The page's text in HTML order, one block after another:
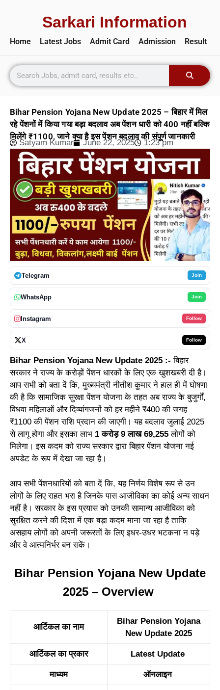
Sarkari Information
Home Latest Jobs Admit Card Admission Result
Bihar Pension Yojana New Update 2025 – बिहार में मिल
रहे पेंशनों में किया गया बड़ा बदलाव अब पेंशन धारी को 400 नहीं बल्कि
मिलेंगे ₹1100, जाने क्या है इस पेंशन बदलाव की संपूर्ण जानकारी
Satyam Kumar June 22, 2025 1:23 pm
Telegram Join
WhatsApp Join
Instagram Follow
X Follow
Bihar Pension Yojana New Update 2025 :- बिहार
सरकार ने राज्य के करोड़ों पेंशन धारकों के लिए एक खुशखबरी दी है।
आप सभी को बता दें कि, मुख्यमंत्री नीतीश कुमार ने हाल ही में घोषणा
की है कि सामाजिक सुरक्षा पेंशन योजना के तहत अब राज्य के बुजुर्गों,
विधवा महिलाओं और दिव्यांगजनों को हर महीने ₹400 की जगह
₹1100 की पेंशन राशि प्रदान की जाएगी। यह बदलाव जुलाई 2025
से लागू होगा और इसका लाभ 1 करोड़ 9 लाख 69,255 लोगों को
मिलेगा। इस कदम को राज्य सरकार द्वारा बिहार पेंशन योजना नई
अपडेट के रूप में देखा जा रहा है।
आप सभी पेंशनधारियों को बता दें कि, यह निर्णय विशेष रूप से उन
लोगों के लिए राहत भरा है जिनके पास आजीविका का कोई अन्य साधन
नहीं है। सरकार के इस प्रयास को उनकी सामान्य आजीविका को
सुरक्षित करने की दिशा में एक बड़ा कदम माना जा रहा है ताकि
असहाय लोगों को अपनी जरूरतों के लिए इधर-उधर भटकना न पड़े
और वे आत्मनिर्भर बन सकें।
Bihar Pension Yojana New Update
2025 – Overview
आर्टिकल का नाम
Bihar Pension Yojana
New Update 2025
आर्टिकल का प्रकार Latest Update
माध्यम ऑनलाइन